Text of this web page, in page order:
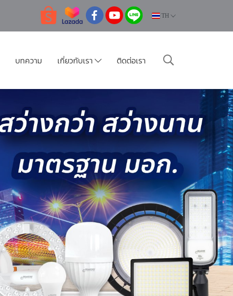
TH
บทความ เกี่ยวกับเรา ติดต่อเรา